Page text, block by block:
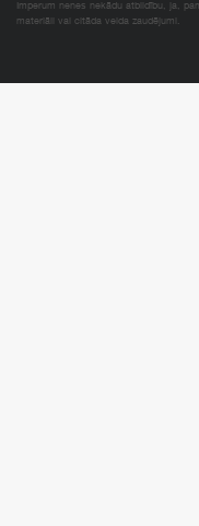
Imperum nenes nekādu atbildību, ja,
materiāli vai citāda veida zaudējumi.